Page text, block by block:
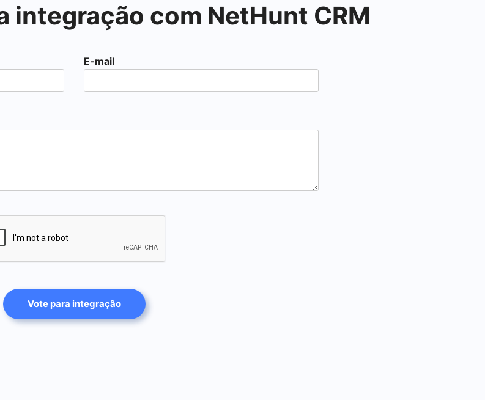
integração com NetHunt CRM
E-mail
Vote para integração